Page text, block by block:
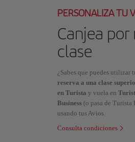
PERSONALIZA TU
Canjea
clase
¿Sabes que puedes utilizar
reserva a una clase
en Turista y vuela en
Business (o pasa de Turista
usando tus Avios.
Consulta condiciones